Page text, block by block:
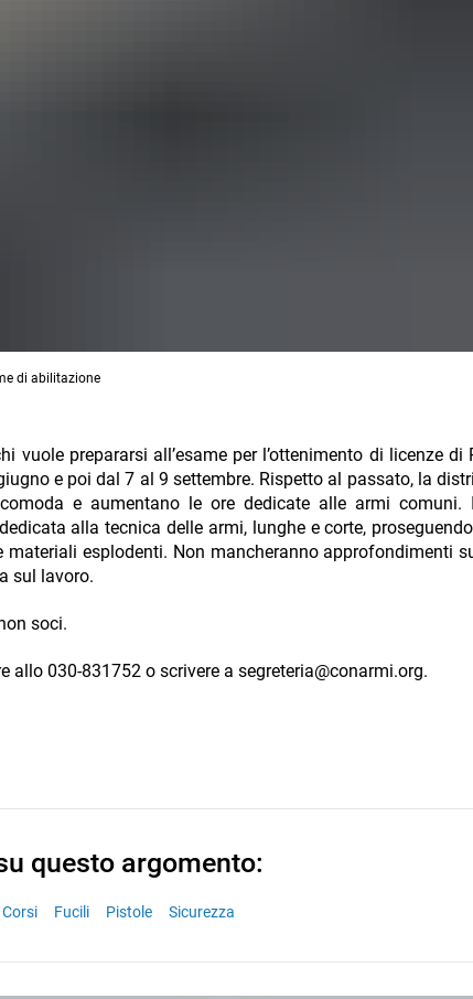
di abilitazione
prepararsi all’esame per l’ottenimento di licenze di
e poi dal 7 al 9 settembre. Rispetto al passato, la
e aumentano le ore dedicate alle armi comuni.
alla tecnica delle armi, lunghe e corte,
esplodenti. Non mancheranno approfondimenti
sul lavoro.
soci.
030-831752 o scrivere a segreteria@conarmi.org.
questo argomento:
Corsi Fucili Pistole Sicurezza